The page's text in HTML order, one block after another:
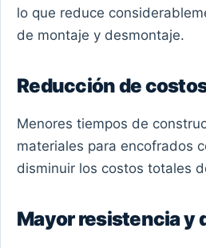
lo que reduce
de montaje y desmontaje.
Reducción de
Menores tiempos de
materiales para encofrados
disminuir los costos totales
Mayor resistencia y